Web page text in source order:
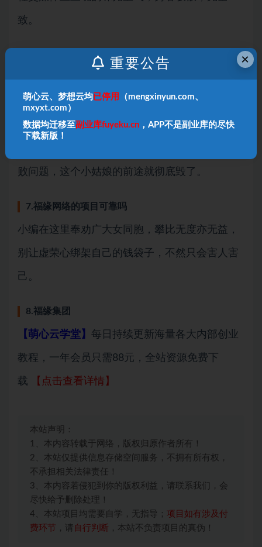
致。
6.福缘论坛vip共享
虚荣心害死人啊！本来这事就是作风问题，现在
网友扒出了她参加工作没几年就能在北京豪华商
场消费200多万的事实，大家都知道国企待遇
败问题，这个小姑娘的前途就彻底毁了。
7.福缘网络的项目可靠吗
小编在这里奉劝广大女同胞，攀比无度亦无益，
别让虚荣心绑架自己的钱袋子，不然只会害人害
己。
8.福缘集团
【萌心云学堂】 每日持续更新海量各大内部创业
教程，一年会员只需88元，全站资源免费下
载 【点击查看详情】
本站声明：
1、本内容转载于网络，版权归原作者所有！
2、本站仅提供信息存储空间服务，不拥有所有权，
不承担相关法律责任！
3、本内容若侵犯到你的版权利益，请联系我们，会
尽快给予删除处理！
4、本站项目均需要自学，无指导； 项目如有涉及付
费环节 ，请 自行判断 ，本站不负责项目的真伪！
×
重要公告
萌心云、梦想云均 已停用
（mengxinyun.com、
mxyxt.com）
数据均迁移至副业库fuyeku.cn ，APP不是副业库的尽快
下载新版！